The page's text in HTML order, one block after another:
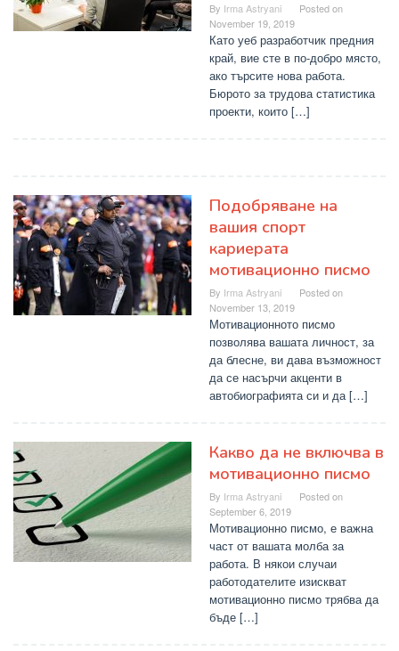
By Irma Astryani
Posted on
November 19, 2019
Като уеб разработчик предния
край, вие сте в по-добро място,
ако търсите нова работа.
Бюрото за трудова статистика
проекти, които […]
Подобряване на
вашия спорт
кариерата
мотивационно писмо
By Irma Astryani
Posted on
November 13, 2019
Мотивационното писмо
позволява вашата личност, за
да блесне, ви дава възможност
да се насърчи акценти в
автобиографията си и да […]
Какво да не включва в
мотивационно писмо
By Irma Astryani
Posted on
September 6, 2019
Мотивационно писмо, е важна
част от вашата молба за
работа. В някои случаи
работодателите изискват
мотивационно писмо трябва да
бъде […]